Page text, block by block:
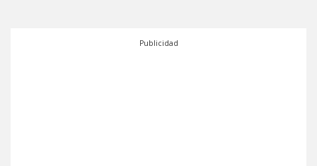
Publicidad